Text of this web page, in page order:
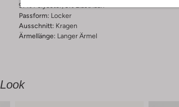
97% Polyester, 3% Elasthaan
Passform: Locker
Ausschnitt: Kragen
Ärmellänge: Langer Ärmel
Look